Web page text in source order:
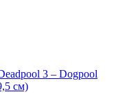
3 – Dogpool
см)